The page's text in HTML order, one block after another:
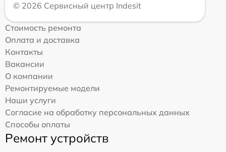
© 2026 Сервисный центр Indesit
Стоимость ремонта
Оплата и доставка
Контакты
Вакансии
О компании
Ремонтируемые модели
Наши услуги
Согласие на обработку персональных данных
Способы оплаты
Ремонт устройств